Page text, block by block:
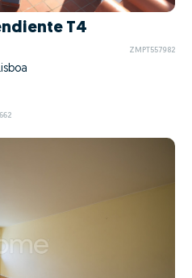
T4
ZMPT557982